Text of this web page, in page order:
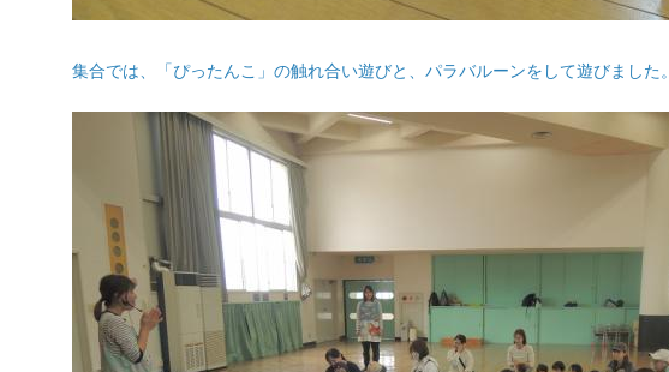
集合では、「ぴったんこ」の触れ合い遊びと、パラバルーンをして遊びました。